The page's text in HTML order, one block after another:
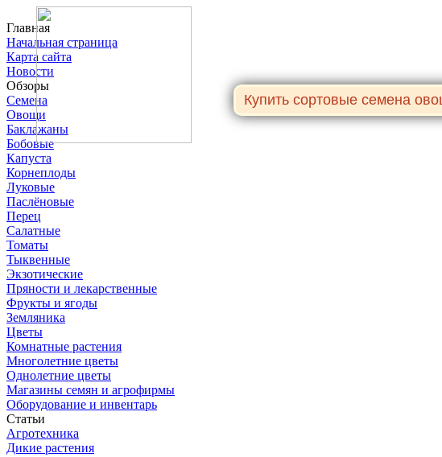
Главная
Начальная страница
Карта сайта
Новости
Обзоры
Семена
Овощи
Баклажаны
Бобовые
Капуста
Корнеплоды
Луковые
Паслёновые
Перец
Салатные
Томаты
Тыквенные
Экзотические
Пряности и лекарственные
Фрукты и ягоды
Земляника
Цветы
Комнатные растения
Многолетние цветы
Однолетние цветы
Магазины семян и агрофирмы
Оборудование и инвентарь
Статьи
Агротехника
Дикие растения